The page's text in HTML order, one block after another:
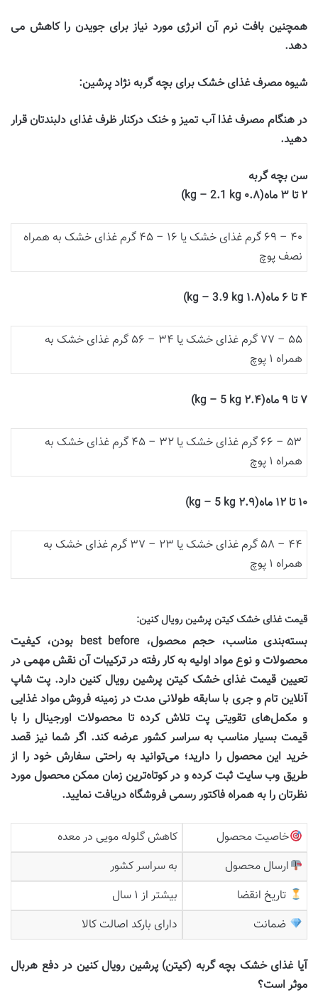
همچنین بافت نرم آن انرژی مورد نیاز برای جویدن را کاهش می
دهد.
شیوه مصرف غذای خشک برای بچه گربه نژاد پرشین:
در هنگام مصرف غذا آب تمیز و خنک درکنار ظرف غذای دلبندتان قرار
دهید.
سن بچه گربه
۲ تا ۳ ماه(۰.۸
۴۰ – ۶۹ گرم غذای خشک یا ۱۶ – ۴۵ گرم غذای خشک به همراه
نصف پوچ
۴ تا ۶ ماه(۱.۸
۵۵ – ۷۷ گرم غذای خشک یا ۳۴ – ۵۶ گرم غذای خشک به
همراه ۱ پوچ
۷ تا ۹ ماه(۲.۴
۵۳ – ۶۶ گرم غذای خشک یا ۳۲ – ۴۵ گرم غذای خشک به
همراه ۱ پوچ
۱۰ تا ۱۲ ماه(۲.۹
۴۴ – ۵۸ گرم غذای خشک یا ۲۳ – ۳۷ گرم غذای خشک به
همراه ۱ پوچ
قیمت غذای خشک کیتن پرشین رویال کنین:
بسته‌بندی مناسب، حجم محصول، best before بودن، کیفیت
محصولات و نوع مواد اولیه به کار رفته در ترکیبات آن نقش مهمی در
تعیین قیمت غذای خشک کیتن پرشین رویال کنین دارد. پت شاپ
آنلاین تام و جری با سابقه طولانی مدت در زمینه فروش مواد غذایی
و مکمل‌های تقویتی پت تلاش کرده تا محصولات اورجینال را با
قیمت بسیار مناسب به سراسر کشور عرضه کند. اگر شما نیز قصد
خرید این محصول را دارید؛ می‌توانید به راحتی سفارش خود را از
طریق وب سایت ثبت کرده و در کوتاه‌ترین زمان ممکن محصول مورد
نظرتان را به همراه فاکتور رسمی فروشگاه دریافت نمایید.
خاصیت محصول
کاهش گلوله مویی در معده
ارسال محصول
به سراسر کشور
تاریخ انقضا
بیشتر از ۱ سال
ضمانت
دارای بارکد اصالت کالا
آیا غذای خشک بچه گربه (کیتن) پرشین رویال کنین در دفع هربال
موثر است؟